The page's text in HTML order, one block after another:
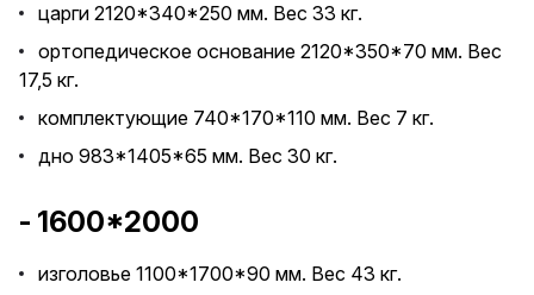
царги 2120*340*250 мм. Вес 33 кг.
ортопедическое основание 2120*350*70 мм. Вес
17,5 кг.
комплектующие 740*170*110 мм. Вес 7 кг.
дно 983*1405*65 мм. Вес 30 кг.
- 1600*2000
изголовье 1100*1700*90 мм. Вес 43 кг.